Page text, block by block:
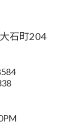
石町204